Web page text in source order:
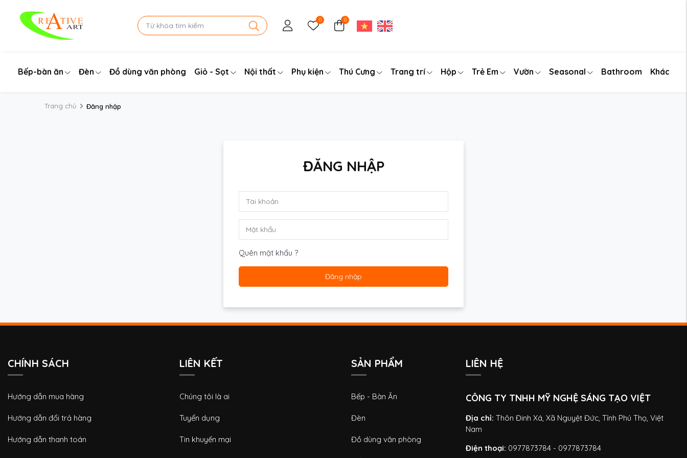
0 0
Bếp-bàn ăn Đèn Đồ dùng văn phòng Giỏ - Sọt Nội thất Phụ kiện Thú Cưng Trang trí Hộp Trẻ Em Vườn Seasonal Bathroom Khác
Trang chủ Đăng nhập
ĐĂNG NHẬP
Quên mật khẩu ?
Đăng nhập
CHÍNH SÁCH
Hướng dẫn mua hàng
Hướng dẫn đổi trả hàng
Hướng dẫn thanh toán
LIÊN KẾT
Chúng tôi là ai
Tuyển dụng
Tin khuyến mại
SẢN PHẨM
Bếp - Bàn Ăn
Đèn
Đồ dùng văn phòng
LIÊN HỆ
CÔNG TY TNHH MỸ NGHỆ SÁNG TẠO VIỆT
Địa chỉ: Thôn Đinh Xá, Xã Nguyệt Đức, Tỉnh Phú Thọ, Việt
Nam
Điện thoại: 0977873784 - 0977873784